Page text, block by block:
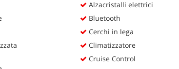
Alzacristalli elettrici
Bluetooth
Cerchi in lega
Climatizzatore
Cruise Control